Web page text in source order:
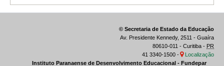
© Secretaria de Estado da Educação
Av. Presidente Kennedy, 2511 - Guaíra
80610-011 - Curitiba - PR
41 3340-1500 -
Localização
Instituto Paranaense de Desenvolvimento Educacional - Fundepar